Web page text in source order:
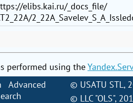
elibs.kai.ru/_docs_file/
performed using the
Advanced
© USATU STL,
© LLC "OLS",